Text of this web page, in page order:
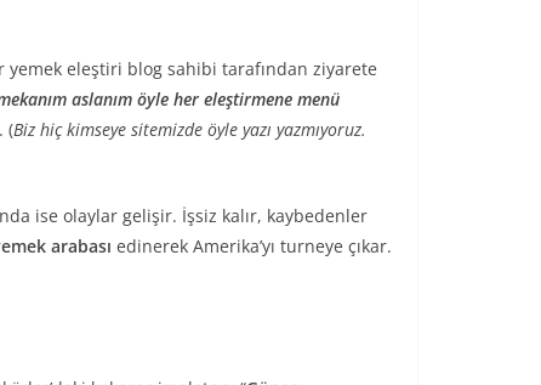
eleştiri blog sahibi tarafından ziyarete
aslanım öyle her eleştirmene menü
(Biz hiç kimseye sitemizde öyle yazı yazmıyoruz.
ise olaylar gelişir. İşsiz kalır, kaybedenler
arabası edinerek Amerika’yı turneye çıkar.